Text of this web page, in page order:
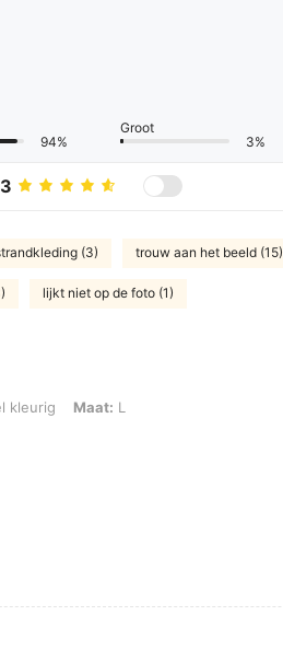
94%
Groot
3%
(3) trouw aan het beeld (15)
lijkt niet op de foto (1)
Maat: L
kleurig Maat: L